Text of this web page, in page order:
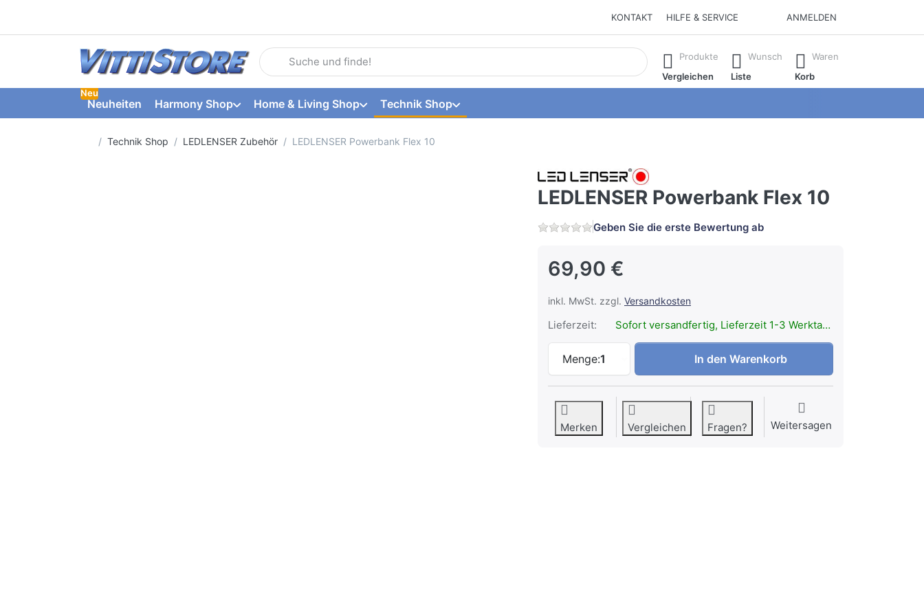
KONTAKT HILFE & SERVICE ANMELDEN
Geben Sie einen Suchbegriff ein. Während Sie tippen, erscheinen automatisch erste Ergebnisse. Drücken Sie die Eingabetaste, um alle
Produkte
Vergleichen
Wunsch
Liste
Waren
Korb
Neuheiten
Neu
Harmony Shop Home & Living Shop Technik Shop
Startseite
Technik Shop LEDLENSER Zubehör LEDLENSER Powerbank Flex 10
LEDLENSER Powerbank Flex 10
Geben Sie die erste Bewertung ab
69,90 €
inkl. MwSt. zzgl. Versandkosten
Lieferzeit: Sofort versandfertig, Lieferzeit 1-3 Werktage.
Menge:1
LEDLENSER Powerbank Flex 10 zu 69,90 €, Menge 1.
In den Warenkorb
Merken Vergleichen Fragen? Weitersagen